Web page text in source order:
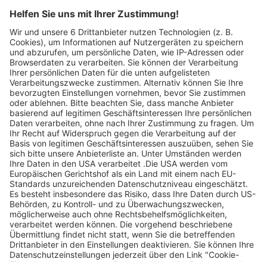
Legen Sie zum
Mitbieten eine
Höchstgrenze für
Ihr Gebot fest. Ein
automatischer
Bietagent bietet
für Sie bis zum
Höchstgebot.
Sind Sie am Ende
der
Höchstbietende,
werden Sie per E-
Mail informiert
und erhalten nach
Zahlungseingang
ein Zertifikat zum
Einlösen des
Angebots.